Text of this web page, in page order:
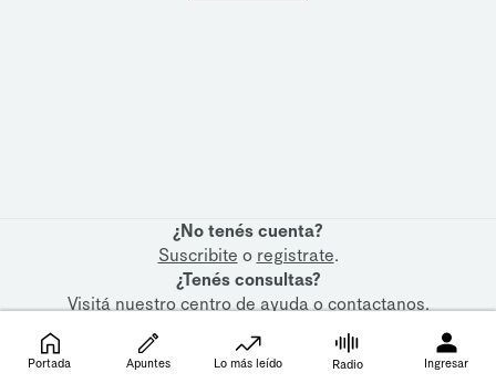
¿No tenés cuenta?
Suscribite o registrate.
¿Tenés consultas?
Visitá nuestrocentro de ayudaocontactanos.
Portada Apuntes Lo más leído Radio Ingresar